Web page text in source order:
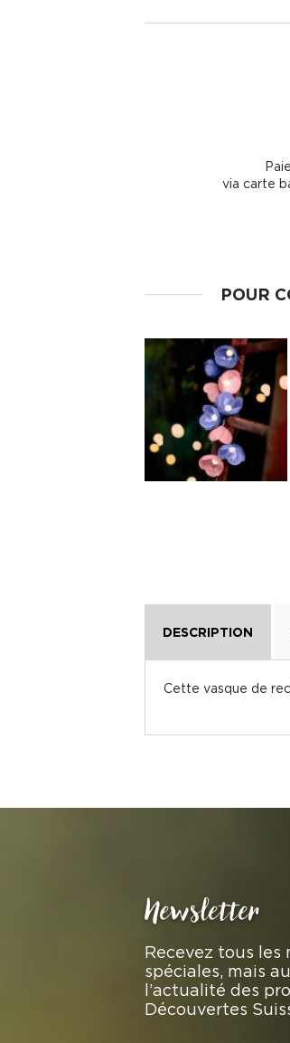
via carte
POUR
DESCRIPTION
Cette vasque de
Newsletter
Recevez tous
spéciales, mais
l’actualité des
Découvertes